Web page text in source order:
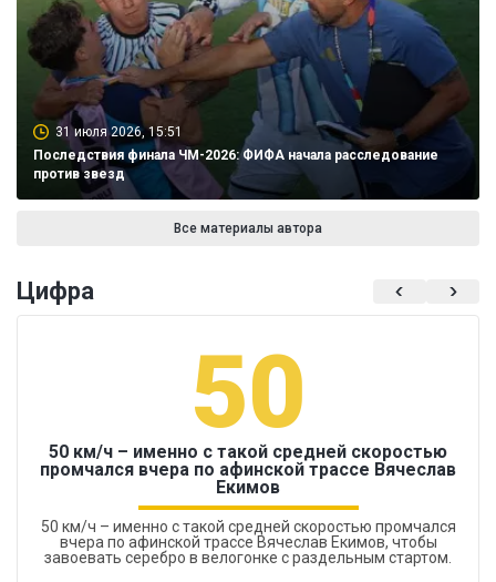
31 июля 2026, 15:51
Последствия финала ЧМ-2026: ФИФА начала расследование
против звезд
Все материалы автора
Цифра
50
50 км/ч – именно с такой средней скоростью
промчался вчера по афинской трассе Вячеслав
Екимов
50 км/ч – именно с такой средней скоростью промчался
вчера по афинской трассе Вячеслав Екимов, чтобы
завоевать серебро в велогонке с раздельным стартом.